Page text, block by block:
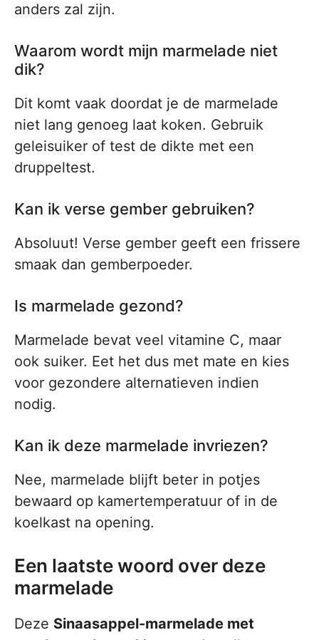
anders zal zijn.
Waarom wordt mijn marmelade niet
dik?
Dit komt vaak doordat je de marmelade
niet lang genoeg laat koken. Gebruik
geleisuiker of test de dikte met een
druppeltest.
Kan ik verse gember gebruiken?
Absoluut! Verse gember geeft een frissere
smaak dan gemberpoeder.
Is marmelade gezond?
Marmelade bevat veel vitamine C, maar
ook suiker. Eet het dus met mate en kies
voor gezondere alternatieven indien
nodig.
Kan ik deze marmelade invriezen?
Nee, marmelade blijft beter in potjes
bewaard op kamertemperatuur of in de
koelkast na opening.
Een laatste woord over deze
marmelade
Deze Sinaasappel-marmelade met